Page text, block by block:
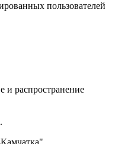
пользователей
и распространение